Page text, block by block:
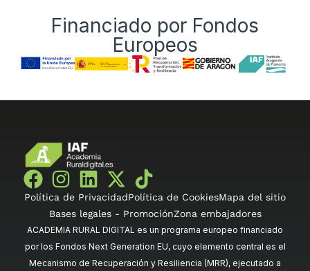
Financiado por Fondos
Europeos
Política de PrivacidadPolítica de CookiesMapa del sitio
Bases legales - PromociónZona embajadores
ACADEMIA RURAL DIGITAL es un programa europeo financiado
por los Fondos Next Generation EU, cuyo elemento central es el
Mecanismo de Recuperación y Resiliencia (MRR), ejecutado a